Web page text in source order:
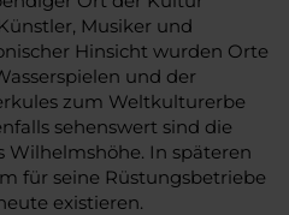
Musiker und
Hinsicht wurden Orte
und der
zum Weltkulturerbe
sehenswert sind die
Wilhelmshöhe. In späteren
für seine Rüstungsbetriebe
existieren.